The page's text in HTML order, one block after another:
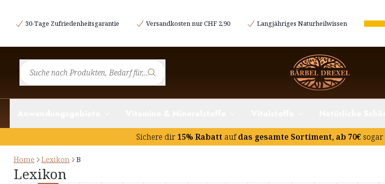
30-Tage Zufriedenheitsgarantie Versandkosten nur CHF 2,90 Langjähriges Naturheilwissen
Sichere dir 15% Rabatt aufdas gesamte Sortiment, ab 70€ sogar
Home Lexikon B
Lexikon